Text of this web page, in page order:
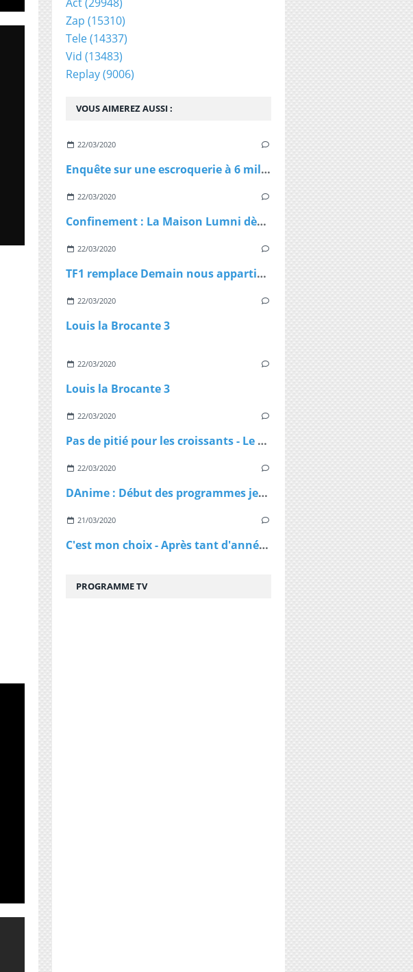
VOUS AIMEREZ AUSSI :
22/03/2020
Enquête sur une escroquerie à 6 millions d'euros de masques et de gel
22/03/2020
Confinement : La Maison Lumni dès lundi à 9h sur les chaines de France Télévisions
22/03/2020
TF1 remplace Demain nous appartient par Sept à Huit, dès lundi à 19h05 le temps du confinement
22/03/2020
Louis la Brocante 3
22/03/2020
Louis la Brocante 3
22/03/2020
Pas de pitié pour les croissants - Le croissant pirate
22/03/2020
DAnime : Début des programmes jeunesse jusqu'en 1974
21/03/2020
C'est mon choix - Après tant d'années de mariage, vais-je réussir à te séduire à nouveau ?
Zap (15310)
Tele(14337)
Vid (13483)
Replay(9006)
PROGRAMME TV